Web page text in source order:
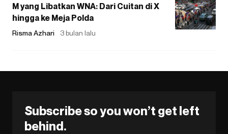
M yang Libatkan WNA: Dari Cuitan di X
hingga ke Meja Polda
Risma Azhari 3 bulan lalu
Subscribe so you won’t get left
behind.